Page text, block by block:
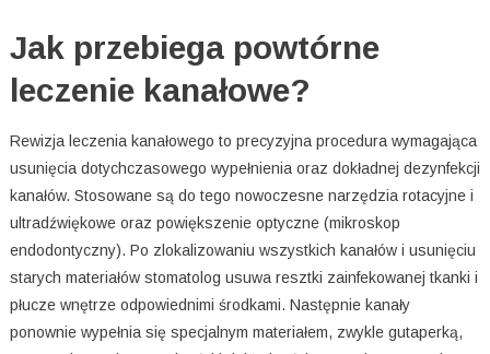
Jak przebiega powtórne
leczenie kanałowe?
Rewizja leczenia kanałowego to precyzyjna procedura wymagająca
usunięcia dotychczasowego wypełnienia oraz dokładnej dezynfekcji
kanałów. Stosowane są do tego nowoczesne narzędzia rotacyjne i
ultradźwiękowe oraz powiększenie optyczne (mikroskop
endodontyczny). Po zlokalizowaniu wszystkich kanałów i usunięciu
starych materiałów stomatolog usuwa resztki zainfekowanej tkanki i
płucze wnętrze odpowiednimi środkami. Następnie kanały
ponownie wypełnia się specjalnym materiałem, zwykle gutaperką,